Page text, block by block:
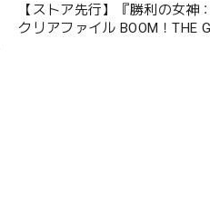
【ストア先行】『勝利の女神
クリアファイル BOOM！THE